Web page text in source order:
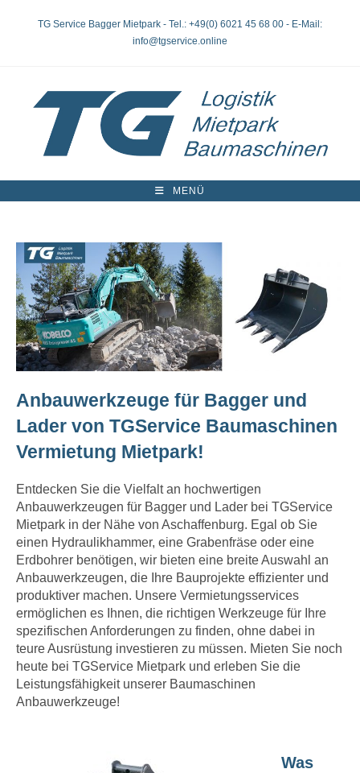
TG Service Bagger Mietpark - Tel.: +49(0) 6021 45 68 00 - E-Mail:
info@tgservice.online
MENÜ
Anbauwerkzeuge für Bagger und
Lader von TGService Baumaschinen
Vermietung Mietpark!
Entdecken Sie die Vielfalt an hochwertigen
Anbauwerkzeugen für Bagger und Lader bei TGService
Mietpark in der Nähe von Aschaffenburg. Egal ob Sie
einen Hydraulikhammer, eine Grabenfräse oder eine
Erdbohrer benötigen, wir bieten eine breite Auswahl an
Anbauwerkzeugen, die Ihre Bauprojekte effizienter und
produktiver machen. Unsere Vermietungsservices
ermöglichen es Ihnen, die richtigen Werkzeuge für Ihre
spezifischen Anforderungen zu finden, ohne dabei in
teure Ausrüstung investieren zu müssen. Mieten Sie noch
heute bei TGService Mietpark und erleben Sie die
Leistungsfähigkeit unserer Baumaschinen
Anbauwerkzeuge!
Was